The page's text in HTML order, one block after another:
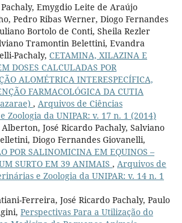
Pachaly, Emygdio Leite de Araújo
Pedro Ribas Werner, Diogo Fernandes
Bortolo de Conti, Sheila Rezler
Tramontin Belettini, Evandra
Pachaly, CETAMINA, XILAZINA E
DOSES CALCULADAS POR
ALOMÉTRICA INTERESPECÍFICA,
FARMACOLÓGICA DA CUTIA
, Arquivos de Ciências
Zoologia da UNIPAR: v. 17 n. 1 (2014)
José Ricardo Pachaly, Salviano
Diogo Fernandes Giovanelli,
POR SALINOMICINA EM EQUINOS –
SURTO EM 39 ANIMAIS , Arquivos de
e Zoologia da UNIPAR: v. 14 n. 1
Ferreira, José Ricardo Pachaly, Paulo
Perspectivas Para a Utilização do